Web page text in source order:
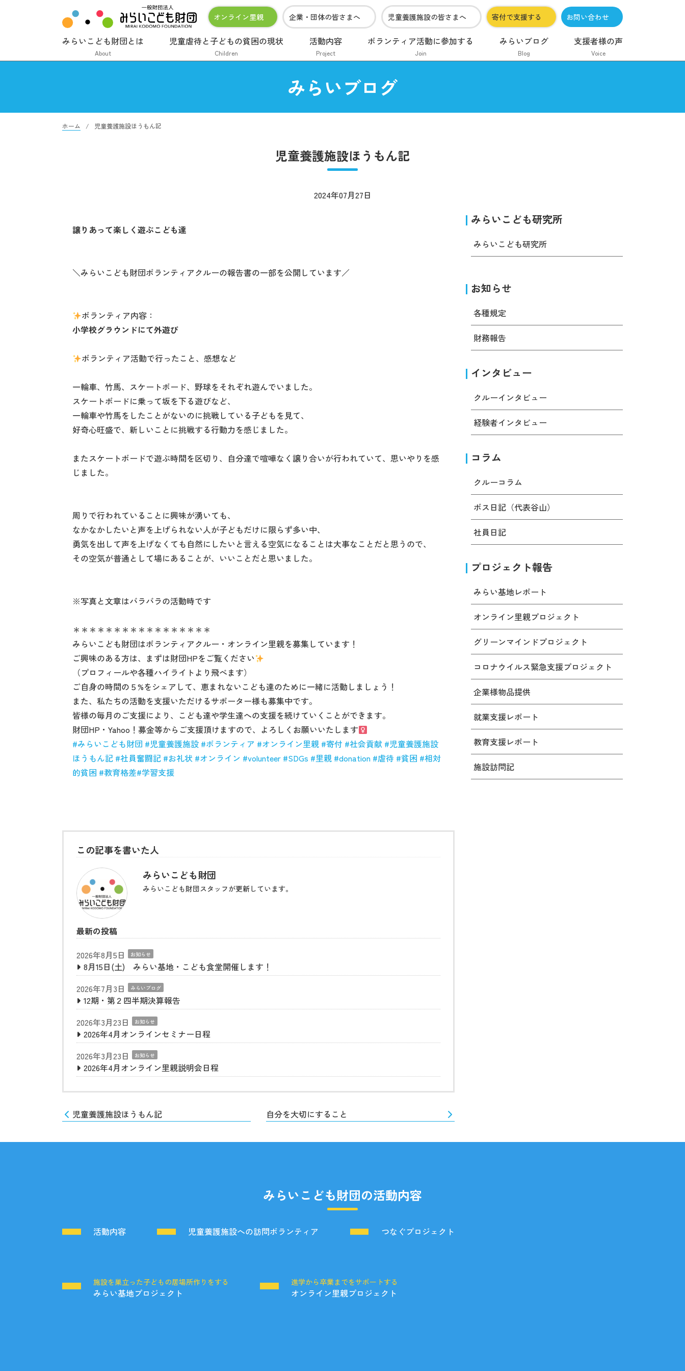
オンライン里親 企業・団体の皆さまへ 児童養護施設の皆さまへ 寄付で支援する お問い合わせ
みらいこども財団とは
About
児童虐待と子どもの貧困の現状
Children
活動内容
Project
ボランティア活動に参加する
Join
みらいブログ
Blog
支援者様の声
Voice
みらいブログ
ホーム 児童養護施設ほうもん記
児童養護施設ほうもん記
2024年07月27日
譲りあって楽しく遊ぶこども達
＼みらいこども財団ボランティアクルーの報告書の一部を公開しています／
ボランティア内容：
小学校グラウンドにて外遊び
ボランティア活動で行ったこと、感想など
一輪車、竹馬、スケートボード、野球をそれぞれ遊んでいました。
スケートボードに乗って坂を下る遊びなど、
一輪車や竹馬をしたことがないのに挑戦している子どもを見て、
好奇心旺盛で、新しいことに挑戦する行動力を感じました。
またスケートボードで遊ぶ時間を区切り、自分達で喧嘩なく譲り合いが行われていて、思いやりを感
じました。
周りで行われていることに興味が湧いても、
なかなかしたいと声を上げられない人が子どもだけに限らず多い中、
勇気を出して声を上げなくても自然にしたいと言える空気になることは大事なことだと思うので、
その空気が普通として場にあることが、いいことだと思いました。
※写真と文章はバラバラの活動時です
＊＊＊＊＊＊＊＊＊＊＊＊＊＊＊＊＊
みらいこども財団はボランティアクルー・オンライン里親を募集しています！
ご興味のある方は、まずは財団HPをご覧ください
（プロフィールや各種ハイライトより飛べます）
ご自身の時間の５%をシェアして、恵まれないこども達のために一緒に活動しましょう！
また、私たちの活動を支援いただけるサポーター様も募集中です。
皆様の毎月のご支援により、こども達や学生達への支援を続けていくことができます。
財団HP・Yahoo！募金等からご支援頂けますので、よろしくお願いいたします‍‍
#みらいこども財団 #児童養護施設 #ボランティア #オンライン里親 #寄付 #社会貢献 #児童養護施設
ほうもん記 #社員奮闘記 #お礼状 #オンライン #volunteer #SDGs #里親 #donation #虐待 #貧困 #相対
的貧困 #教育格差#学習支援
この記事を書いた人
みらいこども財団
みらいこども財団スタッフが更新しています。
最新の投稿
2026年8月5日
お知らせ
8月15日(土) みらい基地・こども食堂開催します！
2026年7月3日
みらいブログ
12期・第２四半期決算報告
2026年3月23日
お知らせ
2026年4月オンラインセミナー日程
2026年3月23日
お知らせ
2026年4月オンライン里親説明会日程
児童養護施設ほうもん記 自分を大切にすること
みらいこども研究所
みらいこども研究所
お知らせ
各種規定
財務報告
インタビュー
クルーインタビュー
経験者インタビュー
コラム
クルーコラム
ボス日記（代表谷山）
社員日記
プロジェクト報告
みらい基地レポート
オンライン里親プロジェクト
グリーンマインドプロジェクト
コロナウイルス緊急支援プロジェクト
企業様物品提供
就業支援レポート
教育支援レポート
施設訪問記
みらいこども財団の活動内容
活動内容 児童養護施設への訪問ボランティア つなぐプロジェクト
施設を巣立った子どもの居場所作りをする
みらい基地プロジェクト
進学から卒業までをサポートする
オンライン里親プロジェクト